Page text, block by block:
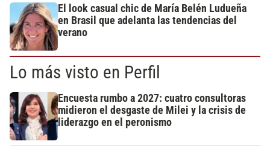
El look casual chic de María Belén Ludueña
en Brasil que adelanta las tendencias del
verano
Lo más visto en Perfil
Encuesta rumbo a 2027: cuatro consultoras
midieron el desgaste de Milei y la crisis de
liderazgo en el peronismo